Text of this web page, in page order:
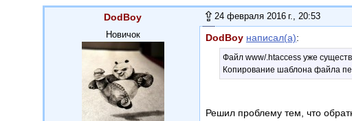
DodBoy
Новичок
24 февраля 2016 г., 20:53
DodBoy написал(а):
Файл www/.htaccess уже
Копирование шаблона файла
Решил проблему тем, что